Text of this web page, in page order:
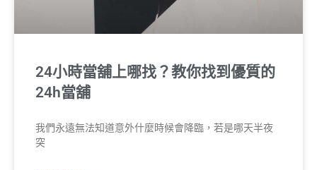
24小時當舖上哪找？教你找到優質的
24h當舖
我們永遠無法知道意外什麼時候會降臨，若是哪天半夜
突